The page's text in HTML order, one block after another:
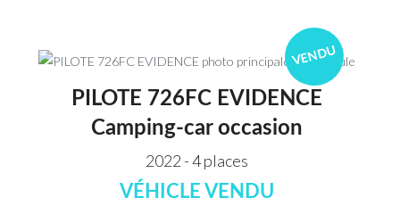
VENDU
PILOTE 726FC EVIDENCE
Camping-car occasion
2022 - 4 places
VÉHICLE VENDU